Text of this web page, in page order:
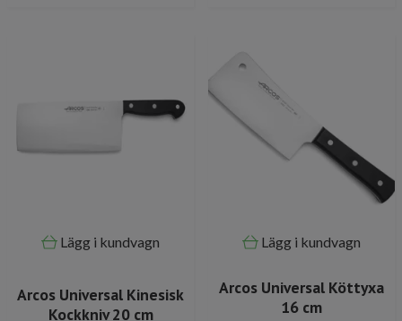
Lägg i kundvagn
Arcos Universal Kinesisk
Kockkniv 20 cm
Lägg i kundvagn
Arcos Universal Köttyxa
16 cm